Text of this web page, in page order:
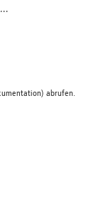
) abrufen.